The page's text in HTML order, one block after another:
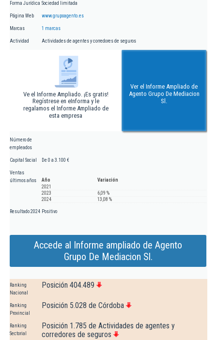
Forma Jurídica Sociedad limitada
Página Web www.grupoagento.es
Marcas 1 marcas
Actividad Actividades de agentes y corredores de seguros
Ve el Informe Ampliado. ¡Es gratis!
Regístrese en eInforma y le
regalamos el Informe Ampliado de
esta empresa
Ver el Informe Ampliado de
Agento Grupo De Mediacion
Sl.
Número de
empleados
Capital Social De 0 a 3.100 €
Ventas
últimos años
Año
Variación
2021
2023
6,09 %
2024
13,08 %
Resultado 2024 Positivo
Accede al Informe ampliado de Agento
Grupo De Mediacion Sl.
Ranking
Nacional
Posición 404.489
Ranking
Provincial
Posición 5.028 de Córdoba
Ranking
Sectorial
Posición 1.785 de Actividades de agentes y
corredores de seguros